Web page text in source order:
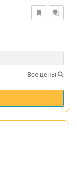
Все цены